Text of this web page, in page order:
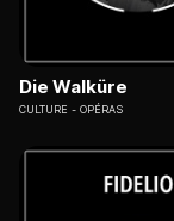
Die Walküre
CULTURE OPÉRAS